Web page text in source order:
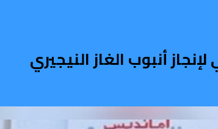
أنبوب الغاز النيجيري